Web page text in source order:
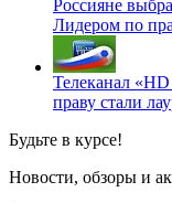
Россияне
Лидером по
Телеканал
праву стали
Будьте в курсе!
Новости, обзоры и